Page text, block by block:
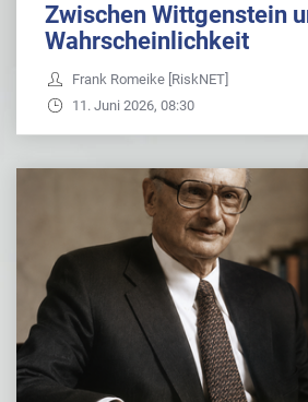
Zwischen Wittgenstein
Wahrscheinlichkeit
Frank Romeike [RiskNET]
11. Juni 2026, 08:30